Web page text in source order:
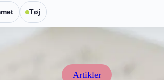
Tøj
Artikler